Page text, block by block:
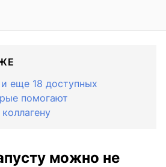
еще 18 доступных
помогают
можно не